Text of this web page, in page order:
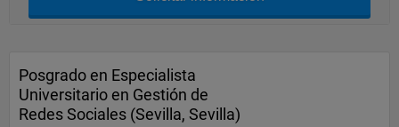
Posgrado en Especialista
Universitario en Gestión de
Redes Sociales (Sevilla, Sevilla)